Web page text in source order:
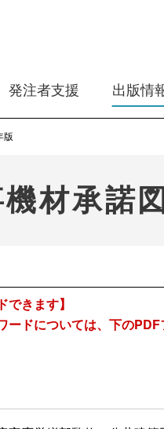
発注者支援 出版情
版
機材承諾
できます】
ードについては、下のPDF